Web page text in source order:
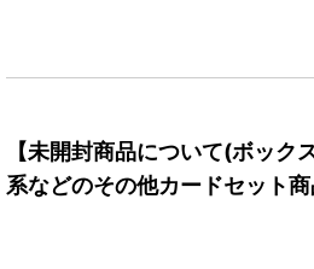
【未開封商品について(ボック
系などのその他カードセット商